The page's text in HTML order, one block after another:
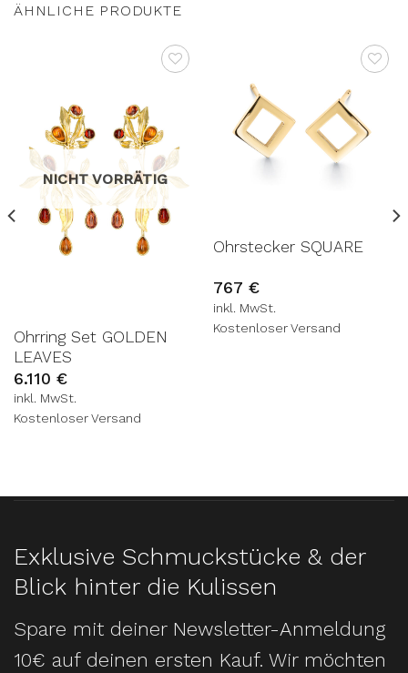
ÄHNLICHE PRODUKTE
WUNSCHLISTE
NICHT VORRÄTIG
Ohrring Set GOLDEN
LEAVES
6.110 €
inkl. MwSt.
Kostenloser Versand
WUNSCHLISTE
Ohrstecker SQUARE
767 €
inkl. MwSt.
Kostenloser Versand
Exklusive Schmuckstücke & der
Blick hinter die Kulissen
Spare mit deiner Newsletter-Anmeldung
10€ auf deinen ersten Kauf. Wir möchten